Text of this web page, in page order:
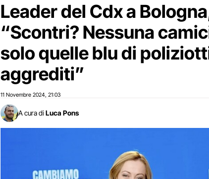
Leader del Cdx a
“Scontri? Nessuna
solo quelle blu di
aggrediti”
11 Novembre 2024 21:03
A cura di Luca Pons